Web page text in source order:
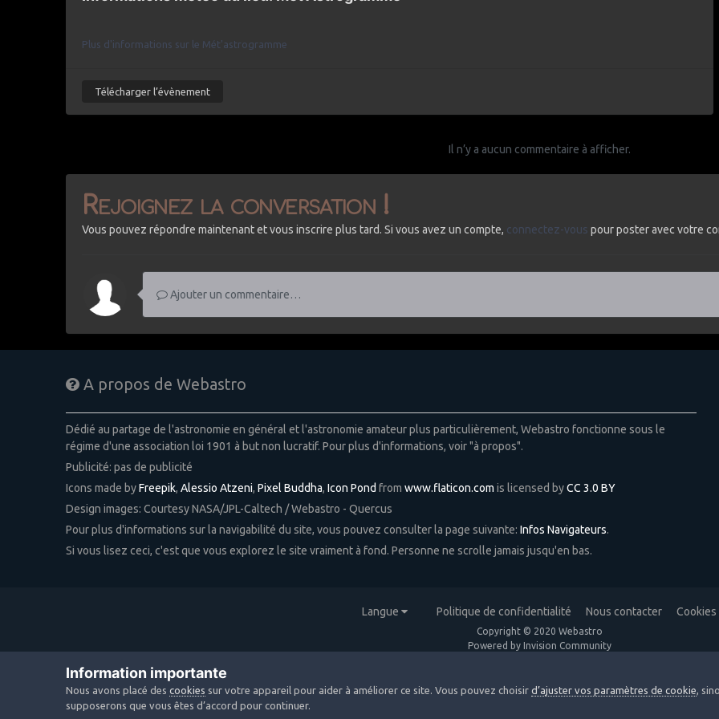
Plus d'informations sur le Mét'astrogramme
Télécharger l’évènement
Il n’y a aucun commentaire à afficher.
Rejoignez la conversation !
Vous pouvez répondre maintenant et vous inscrire plus tard. Si vous avez un compte, connectez-vous pour poster avec votre
Ajouter un commentaire…
A propos de Webastro
Dédié au partage de l'astronomie en général et l'astronomie amateur plus particulièrement, Webastro fonctionne sous le
régime d'une association loi 1901 à but non lucratif. Pour plus d'informations, voir "à propos".
Publicité: pas de publicité
Icons made byFreepik, Alessio Atzeni, Pixel Buddha, Icon Pond from www.flaticon.com is licensed byCC 3.0 BY
Design images: Courtesy NASA/JPL-Caltech / Webastro - Quercus
Pour plus d'informations sur la navigabilité du site, vous pouvez consulter la page suivante: Infos Navigateurs.
Si vous lisez ceci, c'est que vous explorez le site vraiment à fond. Personne ne scrolle jamais jusqu'en bas.
Langue Politique de confidentialité Nous contacter Cookies
Copyright © 2020 Webastro
Powered by Invision Community
Information importante
Nous avons placé descookies sur votre appareil pour aider à améliorer ce site. Vous pouvez choisird’ajuster vos paramètres de cookie,
supposerons que vous êtes d’accord pour continuer.